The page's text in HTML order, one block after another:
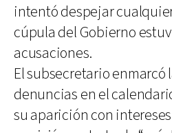
intentó despejar
cúpula del Gobierno
acusaciones.
El subsecretario enmarcó
denuncias en el
su aparición con